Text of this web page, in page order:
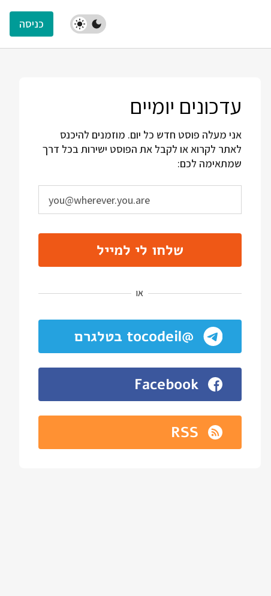
כניסה
עדכונים יומיים
אני מעלה פוסט חדש כל יום. מוזמנים להיכנס
לאתר לקרוא או לקבל את הפוסט ישירות בכל דרך
שמתאימה לכם:
שלחו לי למייל
או
@tocodeil בטלגרם
Facebook
RSS